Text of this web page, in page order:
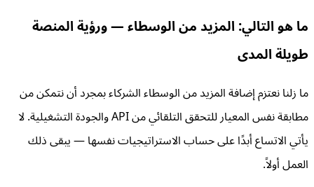
ما هو التالي: المزيد من الوسطاء — ورؤية المنصة
طويلة المدى
ما زلنا نعتزم إضافة المزيد من الوسطاء الشركاء بمجرد أن نتمكن من
مطابقة نفس المعيار للتحقق التلقائي من API والجودة التشغيلية. لا
يأتي الاتساع أبدًا على حساب الاستراتيجيات نفسها — يبقى ذلك
العمل أولاً.